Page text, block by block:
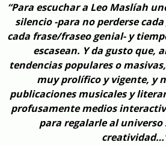
“Para escuchar a Leo Maslíah
silencio -para no perderse
cada frase/fraseo genial- y
escasean. Y da gusto que,
tendencias populares o
muy prolífico y vigente, y
publicaciones musicales y
profusamente medios
para regalarle al